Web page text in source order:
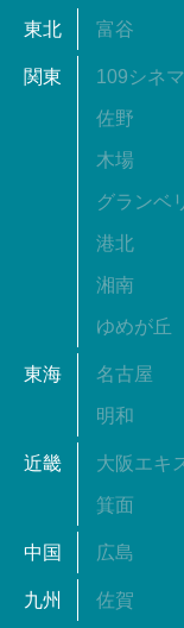
東北 富谷
関東 109シネ
佐野
木場
グランベ
港北
湘南
ゆめが丘
東海 名古屋
明和
近畿 大阪エキ
箕面
中国 広島
九州 佐賀